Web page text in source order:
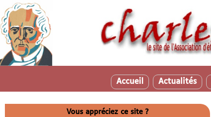
Accueil Actualités
Vous appréciez ce site ?